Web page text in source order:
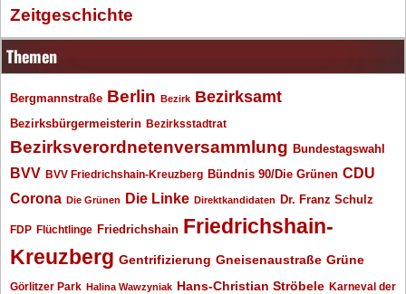
Zeitgeschichte
Themen
Bergmannstraße Berlin Bezirk Bezirksamt
Bezirksbürgermeisterin Bezirksstadtrat
Bezirksverordnetenversammlung Bundestagswahl
BVV BVV Friedrichshain-Kreuzberg Bündnis 90/Die Grünen CDU
Corona Die Grünen Die Linke Direktkandidaten Dr. Franz Schulz
FDP Flüchtlinge Friedrichshain Friedrichshain-
Kreuzberg Gentrifizierung Gneisenaustraße Grüne
Görlitzer Park Halina Wawzyniak Hans-Christian Ströbele Karneval der